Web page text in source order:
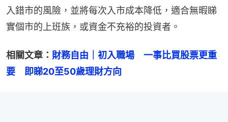
入錯市的風險，並將每次入市成本降低，適合無暇睇
實個市的上班族，或資金不充裕的投資者。
相關文章： 財務自由｜初入職場　一事比買股票更重
要　即睇20至50歲理財方向